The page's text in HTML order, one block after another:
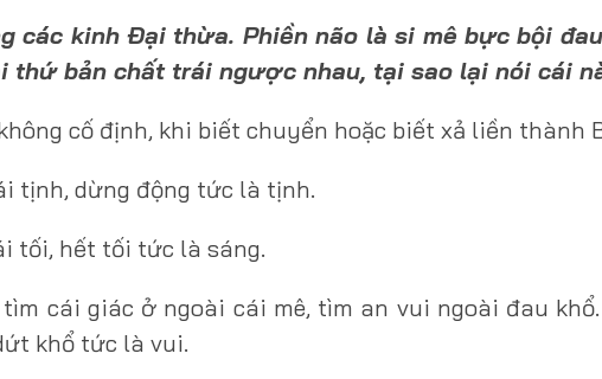
các kinh Ðại thừa. Phiền não là si mê bực bội
thứ bản chất trái ngược nhau, tại sao lại nói cái
cố định, khi biết chuyển hoặc biết xả liền thành
tịnh, dừng động tức là tịnh.
tối, hết tối tức là sáng.
cái giác ở ngoài cái mê, tìm an vui ngoài đau
khổ tức là vui.